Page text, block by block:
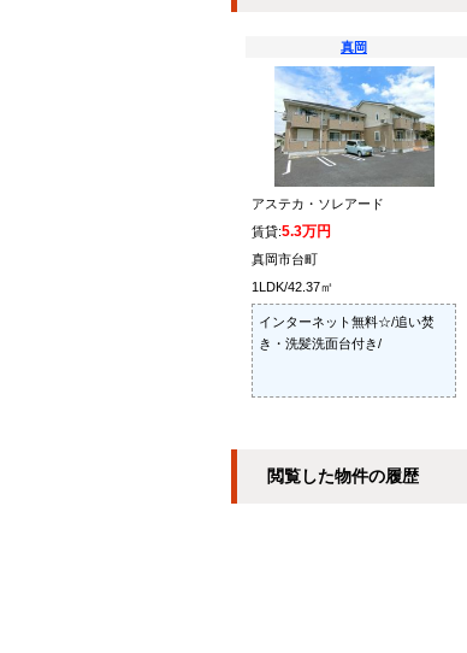
真岡
アステカ・ソレアード
賃貸:5.3万円
真岡市台町
1LDK/42.37㎡
インターネット無料☆/追い焚
き・洗髪洗面台付き/
閲覧した物件の履歴